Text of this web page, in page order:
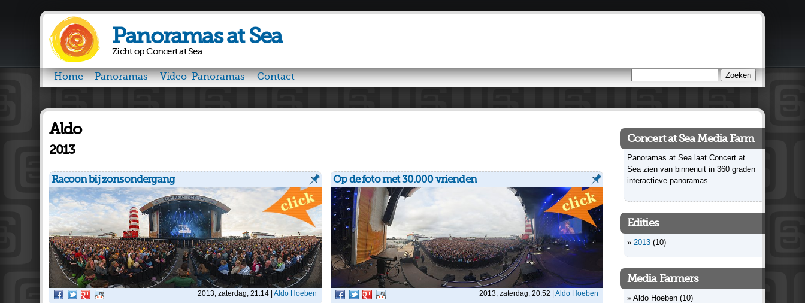
Panoramas at Sea
Zicht op Concert at Sea
Home Panoramas Video-Panoramas Contact Zoekveld
Aldo
2013
Racoon bij zonsondergang
2013, zaterdag, 21:14 | Aldo Hoeben
Op de foto met 30.000 vrienden
2013, zaterdag, 20:52 | Aldo Hoeben
Concert at Sea Media Farm
Panoramas at Sea laat Concert at
Sea zien van binnenuit in 360 graden
interactieve panoramas.
Edities
2013 (10)
Media Farmers
Aldo Hoeben (10)